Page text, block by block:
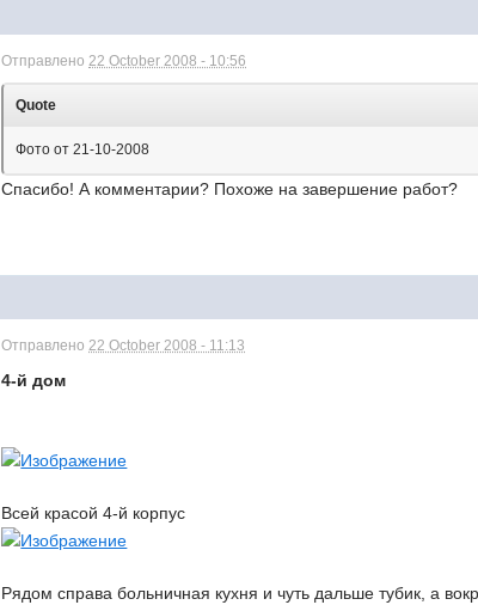
Отправлено22 October 2008 - 10:56
Quote
Фото от 21-10-2008
Спасибо! А комментарии? Похоже на завершение работ?
Отправлено22 October 2008 - 11:13
4-й дом
Всей красой 4-й корпус
Рядом справа больничная кухня и чуть дальше тубик, а